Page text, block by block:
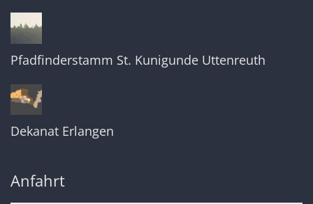
Pfadfinderstamm St. Kunigunde Uttenreuth
Dekanat Erlangen
Anfahrt